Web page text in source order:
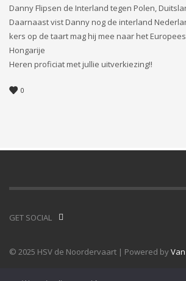
Danny Flipsen de Interland tegen Polen,
Daarnaast vist Danny nog de interland
kers op de taart mag hij mee naar het
Hongarije
Heren proficiat met jullie uitverkiezing!!
0
GET SOCIAL
© 2025 HSV de Noordervaart | Powered by